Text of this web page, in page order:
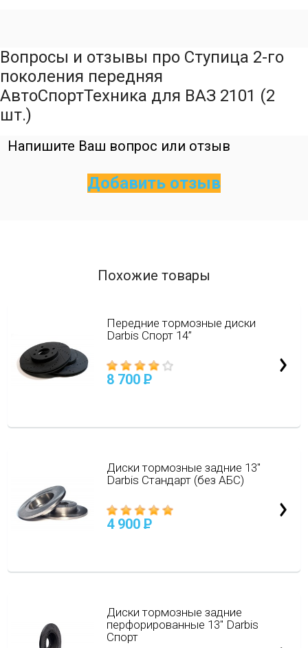
Вопросы и отзывы про Ступица 2-го
поколения передняя
АвтоСпортТехника для ВАЗ 2101 (2
шт.)
Напишите Ваш вопрос или отзыв
Добавить отзыв
Похожие товары
Передние тормозные диски
Darbis Спорт 14”
8 700 P
Диски тормозные задние 13"
Darbis Стандарт (без АБС)
4 900 P
Диски тормозные задние
перфорированные 13" Darbis
Спорт